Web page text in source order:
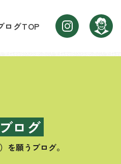
ログTOP
ログ
を願うブログ。